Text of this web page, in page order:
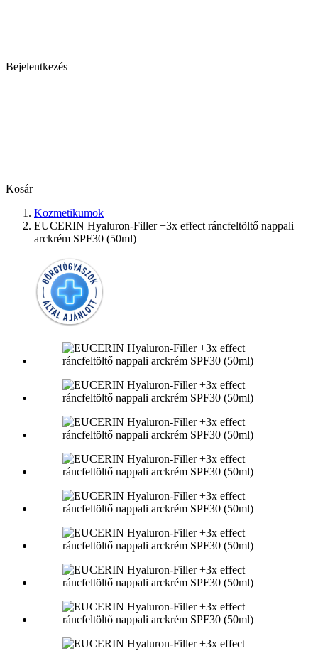
Bejelentkezés
Kosár
Kozmetikumok
EUCERIN Hyaluron-Filler +3x effect ráncfeltöltő nappali
arckrém SPF30 (50ml)